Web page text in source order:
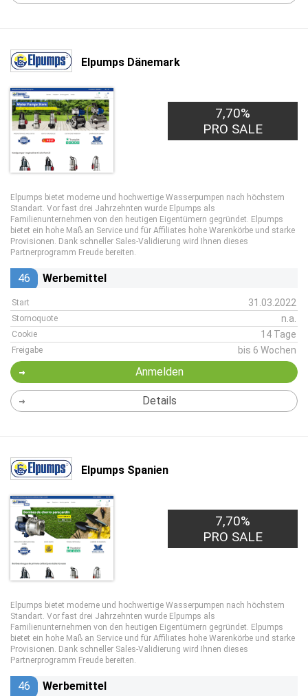
Elpumps Dänemark
7,70%
PRO SALE
Elpumps bietet moderne und hochwertige Wasserpumpen nach höchstem
Standart. Vor fast drei Jahrzehnten wurde Elpumps als
Familienunternehmen von den heutigen Eigentümern gegründet. Elpumps
bietet ein hohe Maß an Service und für Affiliates hohe Warenkörbe und starke
Provisionen. Dank schneller Sales-Validierung wird Ihnen dieses
Partnerprogramm Freude bereiten.
46 Werbemittel
Start 31.03.2022
Stornoquote n.a.
Cookie 14 Tage
Freigabe bis 6 Wochen
Anmelden
Details
Elpumps Spanien
7,70%
PRO SALE
Elpumps bietet moderne und hochwertige Wasserpumpen nach höchstem
Standart. Vor fast drei Jahrzehnten wurde Elpumps als
Familienunternehmen von den heutigen Eigentümern gegründet. Elpumps
bietet ein hohe Maß an Service und für Affiliates hohe Warenkörbe und starke
Provisionen. Dank schneller Sales-Validierung wird Ihnen dieses
Partnerprogramm Freude bereiten.
46 Werbemittel